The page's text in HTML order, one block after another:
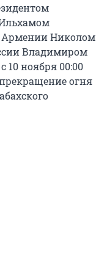
Николом
Владимиром
10 ноября 00:00
огня